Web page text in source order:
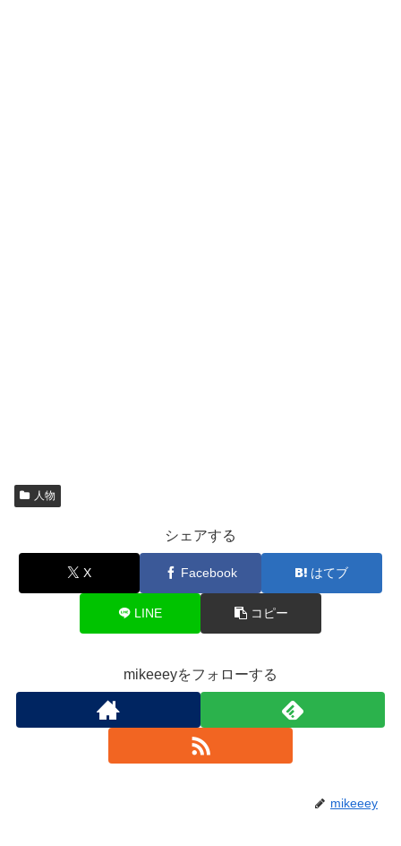
人物
シェアする
X Facebook はてブ
LINE コピー
mikeeeyをフォローする
mikeeey